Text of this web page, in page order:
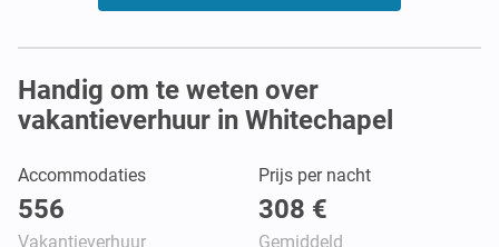
Handig om te weten over
vakantieverhuur in Whitechapel
Accommodaties
556
Vakantieverhuur
Prijs per nacht
308 €
Gemiddeld